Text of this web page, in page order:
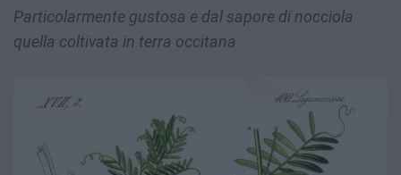
Particolarmente gustosa e dal sapore di nocciola
quella coltivata in terra occitana